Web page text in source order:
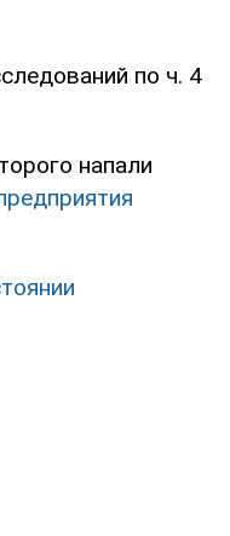
по ч. 4
напали